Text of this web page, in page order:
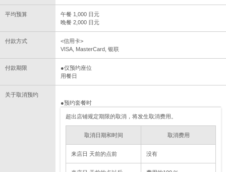
平均预算
午餐 1,000 日元
晚餐 2,000 日元
付款方式
<信用卡>
VISA, MasterCard, 银联
付款期限
●仅预约座位
用餐日
关于取消预约
●预约套餐时
超出店铺规定期限的取消，将发生取消费用。
取消日期和时间 取消费用
来店日 天前的点前 没有